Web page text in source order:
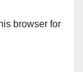
browser for